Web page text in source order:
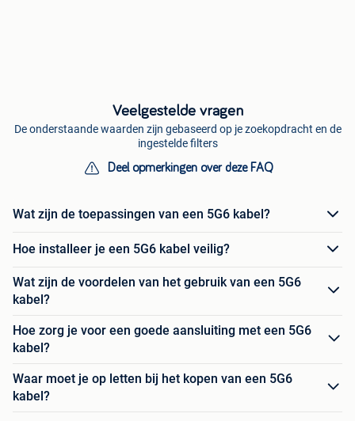
Veelgestelde vragen
De onderstaande waarden zijn gebaseerd op je zoekopdracht en de
ingestelde filters
Deel opmerkingen over deze FAQ
Wat zijn de toepassingen van een 5G6 kabel?
Hoe installeer je een 5G6 kabel veilig?
Wat zijn de voordelen van het gebruik van een 5G6
kabel?
Hoe zorg je voor een goede aansluiting met een 5G6
kabel?
Waar moet je op letten bij het kopen van een 5G6
kabel?